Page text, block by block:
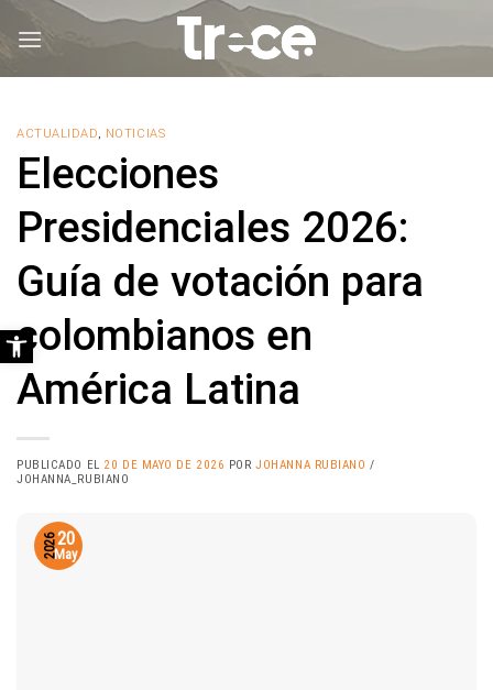
ACTUALIDAD, NOTICIAS
Elecciones
Presidenciales 2026:
Guía de votación para
colombianos en
América Latina
PUBLICADO EL 20 DE MAYO DE 2026 PORJOHANNA RUBIANO /
JOHANNA_RUBIANO
20
May
2026
Abrir barra de herramientas